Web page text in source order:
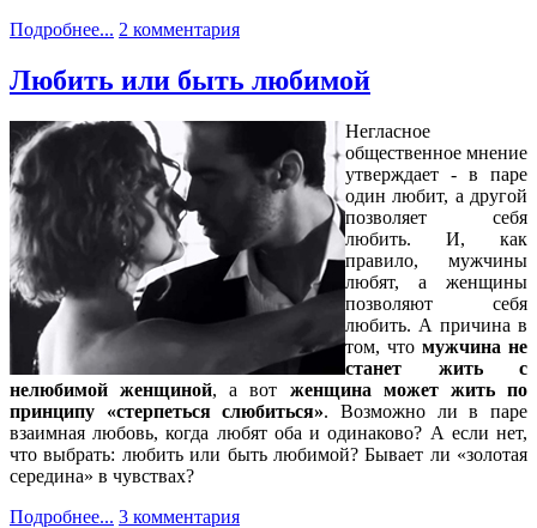
Подробнее... 2 комментария
Любить или быть любимой
Негласное
общественное мнение
утверждает - в паре
один любит, а другой
позволяет себя
любить. И, как
правило, мужчины
любят, а женщины
позволяют себя
любить. А причина в
том, что мужчина не
станет жить с
нелюбимой женщиной, а вот женщина может жить по
принципу «стерпеться слюбиться». Возможно ли в паре
взаимная любовь, когда любят оба и одинаково? А если нет,
что выбрать: любить или быть любимой? Бывает ли «золотая
середина» в чувствах?
Подробнее... 3 комментария